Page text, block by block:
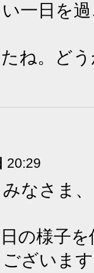
一日を
ね。ど
20:29
なさま
の様子
ざいま